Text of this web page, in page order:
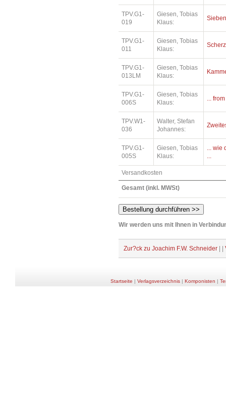
TPV.G1-
019
Giesen, Tobias
Klaus:
TPV.G1-
011
Giesen, Tobias
Klaus:
TPV.G1-
013LM
Giesen, Tobias
Klaus:
TPV.G1-
006S
Giesen, Tobias
Klaus:
...
TPV.W1-
036
Walter, Stefan
Johannes:
TPV.G1-
005S
Giesen, Tobias
Klaus:
... wie
...
Versandkosten
Gesamt (inkl. MWSt)
Wir werden uns mit Ihnen in
Zur?ck zu Joachim F.W. Schneider
Startseite | Verlagsverzeichnis| Komponisten |